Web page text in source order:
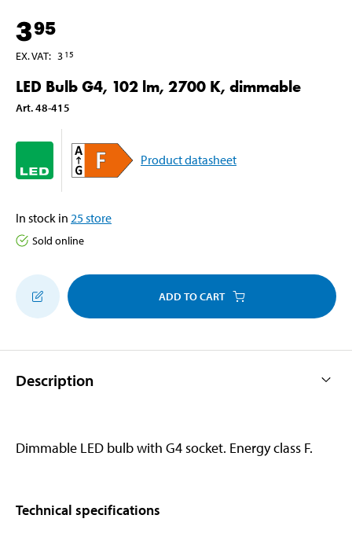
395
EX. VAT: 3 15
LED Bulb G4, 102 lm, 2700 K, dimmable
Art.48-415
Product datasheet
In stock in 25store
Sold online
ADD TO CART
Description
Dimmable LED bulb with G4 socket. Energy class F.
Technical specifications